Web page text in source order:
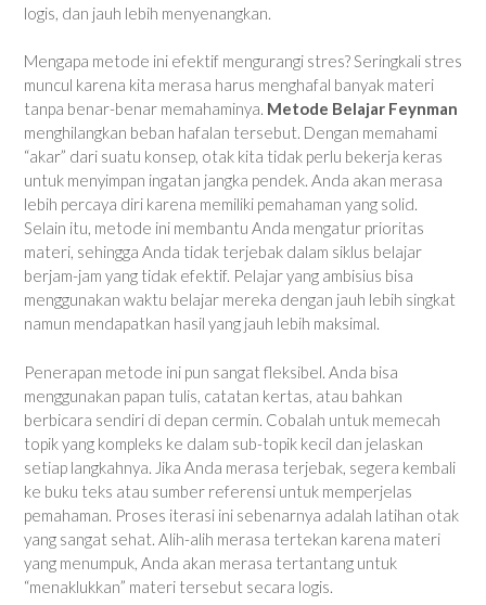
logis, dan jauh lebih menyenangkan.
Mengapa metode ini efektif mengurangi stres? Seringkali stres
muncul karena kita merasa harus menghafal banyak materi
tanpa benar-benar memahaminya. Metode Belajar Feynman
menghilangkan beban hafalan tersebut. Dengan memahami
“akar” dari suatu konsep, otak kita tidak perlu bekerja keras
untuk menyimpan ingatan jangka pendek. Anda akan merasa
lebih percaya diri karena memiliki pemahaman yang solid.
Selain itu, metode ini membantu Anda mengatur prioritas
materi, sehingga Anda tidak terjebak dalam siklus belajar
berjam-jam yang tidak efektif. Pelajar yang ambisius bisa
menggunakan waktu belajar mereka dengan jauh lebih singkat
namun mendapatkan hasil yang jauh lebih maksimal.
Penerapan metode ini pun sangat fleksibel. Anda bisa
menggunakan papan tulis, catatan kertas, atau bahkan
berbicara sendiri di depan cermin. Cobalah untuk memecah
topik yang kompleks ke dalam sub-topik kecil dan jelaskan
setiap langkahnya. Jika Anda merasa terjebak, segera kembali
ke buku teks atau sumber referensi untuk memperjelas
pemahaman. Proses iterasi ini sebenarnya adalah latihan otak
yang sangat sehat. Alih-alih merasa tertekan karena materi
yang menumpuk, Anda akan merasa tertantang untuk
“menaklukkan” materi tersebut secara logis.